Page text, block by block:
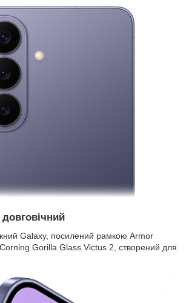
Galaxy, посилений рамкою Armor
Gorilla Glass Victus 2, створений для